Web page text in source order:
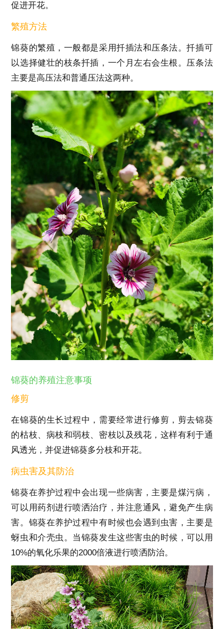
促进开花。
繁殖方法
锦葵的繁殖，一般都是采用扦插法和压条法。扦插可
以选择健壮的枝条扦插，一个月左右会生根。压条法
主要是高压法和普通压法这两种。
锦葵的养殖注意事项
修剪
在锦葵的生长过程中，需要经常进行修剪，剪去锦葵
的枯枝、病枝和弱枝、密枝以及残花，这样有利于通
风透光，并促进锦葵多分枝和开花。
病虫害及其防治
锦葵在养护过程中会出现一些病害，主要是煤污病，
可以用药剂进行喷洒治疗，并注意通风，避免产生病
害。锦葵在养护过程中有时候也会遇到虫害，主要是
蚜虫和介壳虫。当锦葵发生这些害虫的时候，可以用
10%的氧化乐果的2000倍液进行喷洒防治。